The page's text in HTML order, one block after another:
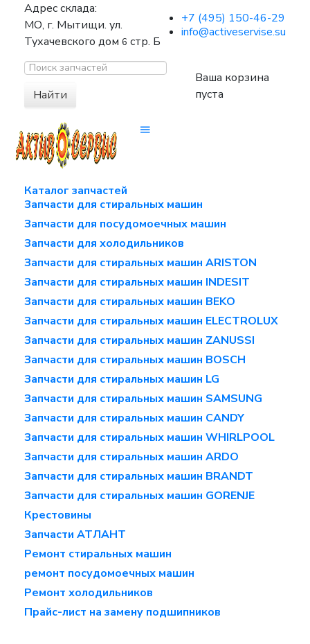
Адрес склада:
МО, г. Мытищи. ул.
Тухачевского дом 6 стр. Б
+7 (495) 150-46-29
info@activeservise.su
Найти
Ваша корзина
пуста
Каталог запчастей
Запчасти для стиральных машин
Запчасти для посудомоечных машин
Запчасти для холодильников
Запчасти для стиральных машин ARISTON
Запчасти для стиральных машин INDESIT
Запчасти для стиральных машин BEKO
Запчасти для стиральных машин ELECTROLUX
Запчасти для стиральных машин ZANUSSI
Запчасти для стиральных машин BOSCH
Запчасти для стиральных машин LG
Запчасти для стиральных машин SAMSUNG
Запчасти для стиральных машин CANDY
Запчасти для стиральных машин WHIRLPOOL
Запчасти для стиральных машин ARDO
Запчасти для стиральных машин BRANDT
Запчасти для стиральных машин GORENJE
Крестовины
Запчасти АТЛАНТ
Ремонт стиральных машин
ремонт посудомоечных машин
Ремонт холодильников
Прайс-лист на замену подшипников